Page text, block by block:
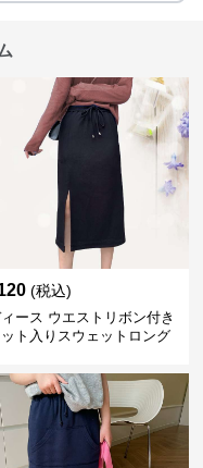
(税込)
ース ウエストリボン付き
ト入りスウェットロング